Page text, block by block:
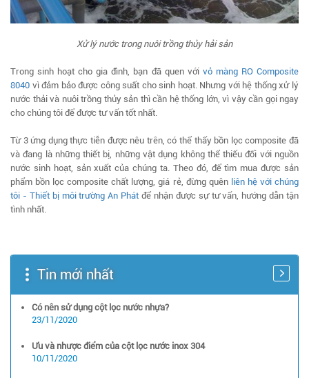
Xử lý nước trong nuôi trồng thủy hải sản
Trong sinh hoạt cho gia đình, bạn đã quen với vỏ màng RO Composite
8040 vì đảm bảo được công suất cho sinh hoạt. Nhưng với hệ thống xử lý
nước thải và nuôi trồng thủy sản thì cần hệ thống lớn, vì vậy cần gọi ngay
cho chúng tôi để được tư vấn tốt nhất.
Từ 3 ứng dụng thực tiễn được nêu trên, có thể thấy bồn lọc composite đã
và đang là những thiết bị, những vật dụng không thể thiếu đối với nguồn
nước sinh hoạt, sản xuất của chúng ta. Theo đó, để tìm mua được sản
phẩm bồn lọc composite chất lượng, giá rẻ, đừng quên liên hệ với chúng
tôi - Thiết bị môi trường An Phát để nhận được sự tư vấn, hướng dẫn tận
tình nhất.
Tin mới nhất
Có nên sử dụng cột lọc nước nhựa?
23/11/2020
Ưu và nhược điểm của cột lọc nước inox 304
10/11/2020